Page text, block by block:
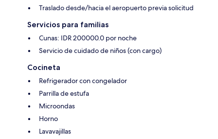
Traslado desde/hacia el aeropuerto previa solicitud
Servicios para familias
Cunas: IDR 200000.0 por noche
Servicio de cuidado de niños (con cargo)
Cocineta
Refrigerador con congelador
Parrilla de estufa
Microondas
Horno
Lavavajillas